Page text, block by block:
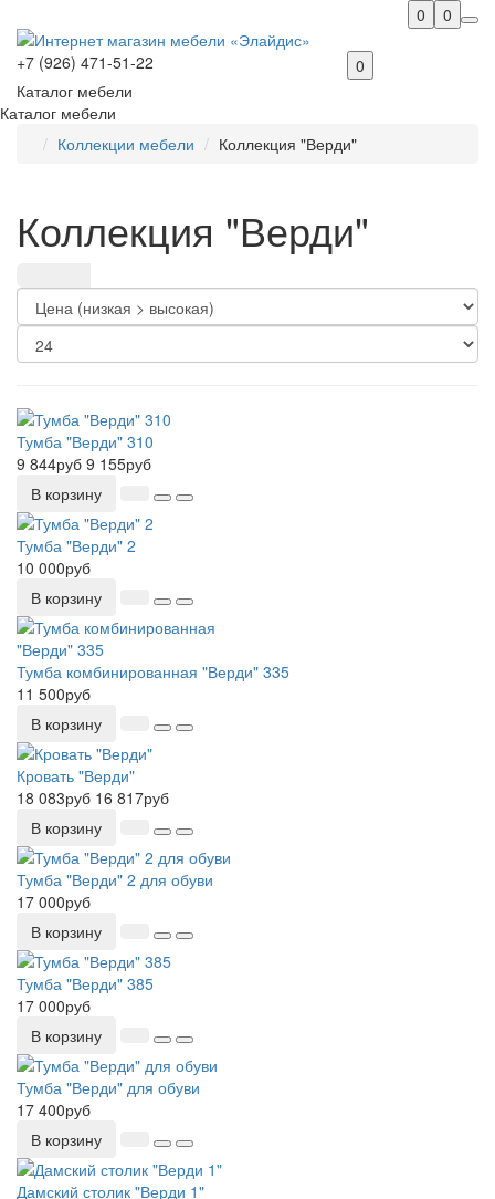
0
0
+7 (926) 471-51-22
0
Каталог мебели
Каталог мебели
Коллекции мебели
Коллекция "Верди"
Коллекция "Верди"
Тумба "Верди" 310
9 844руб 9 155руб
В корзину
Тумба "Верди" 2
10 000руб
В корзину
Тумба комбинированная "Верди" 335
11 500руб
В корзину
Кровать "Верди"
18 083руб 16 817руб
В корзину
Тумба "Верди" 2 для обуви
17 000руб
В корзину
Тумба "Верди" 385
17 000руб
В корзину
Тумба "Верди" для обуви
17 400руб
В корзину
Дамский столик "Верди 1"